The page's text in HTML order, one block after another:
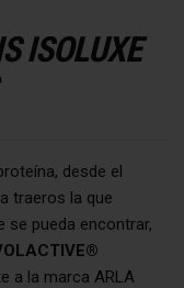
ISOLUXE
desde el
traeros la que
se pueda encontrar,
a la marca ARLA